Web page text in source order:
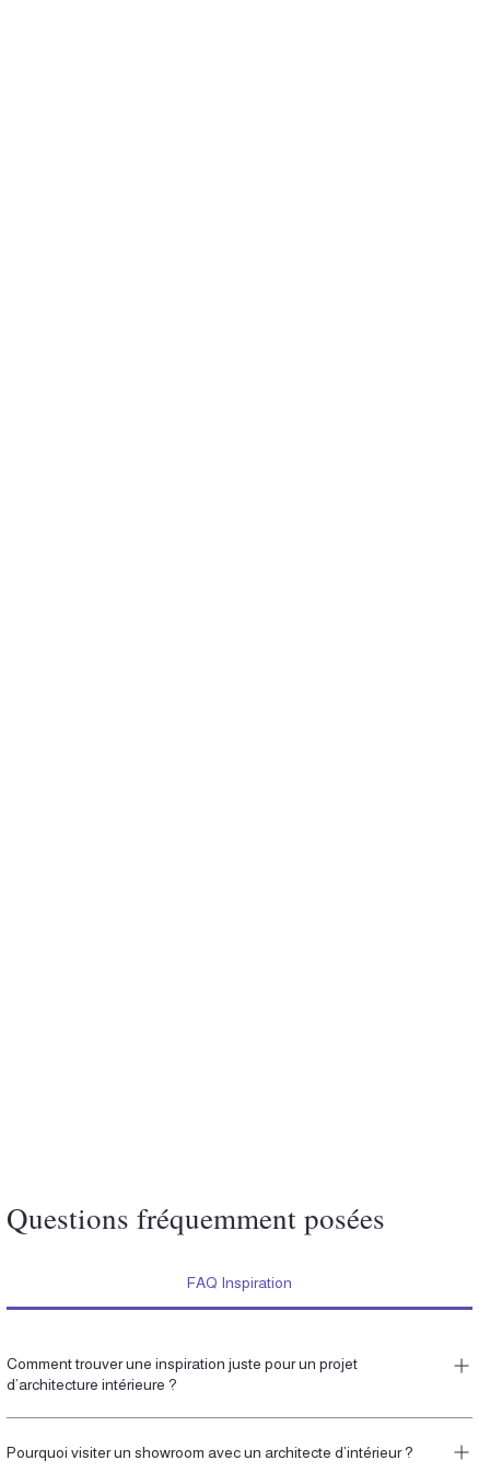
Questions fréquemment posées
FAQ Inspiration
Comment trouver une inspiration juste pour un projet
d’architecture intérieure ?
usages, des matières et de la personnalité des occupants. Elle donne
Pourquoi visiter un showroom avec un architecte d’intérieur ?